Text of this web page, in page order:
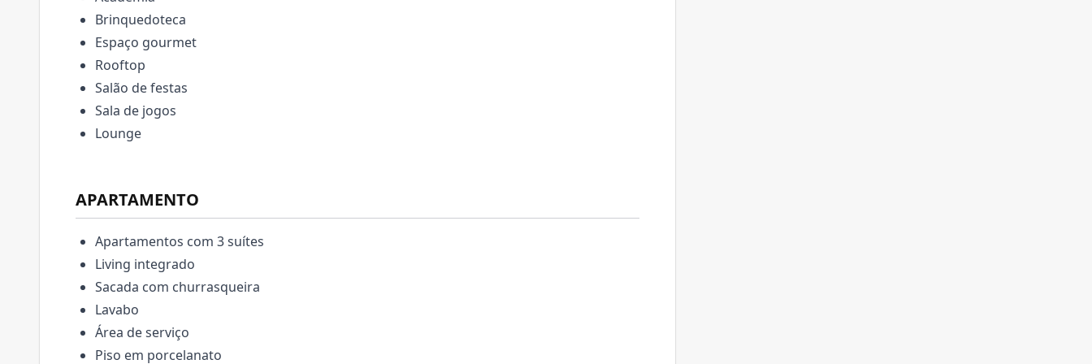
Brinquedoteca
Espaço gourmet
Rooftop
Salão de festas
Sala de jogos
Lounge
APARTAMENTO
Apartamentos com 3 suítes
Living integrado
Sacada com churrasqueira
Lavabo
Área de serviço
Piso em porcelanato